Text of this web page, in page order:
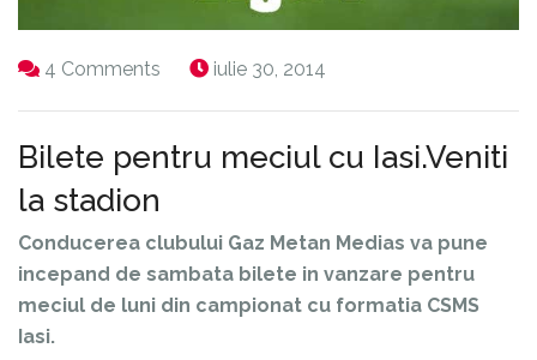
4 Comments iulie 30, 2014
Bilete pentru meciul cu Iasi.Veniti
la stadion
Conducerea clubului Gaz Metan Medias va pune
incepand de sambata bilete in vanzare pentru
meciul de luni din campionat cu formatia CSMS
Iasi.